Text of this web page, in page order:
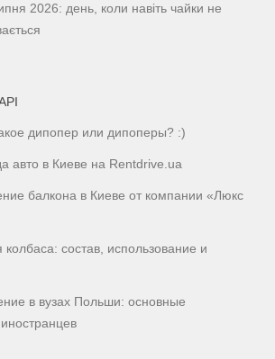
2026: день, коли навіть чайки не
дипопер или дипоперы? :)
авто в Киеве на Rentdrive.ua
балкона в Киеве от компании «Люкс
колбаса: состав, использование и
в вузах Польши: основные